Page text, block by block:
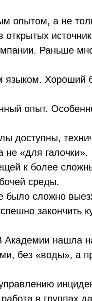
опытом, а не
Раньше
языком. Хороший
опыт.
доступны,
не «для галочки».
к более
среды.
сложно
закончить
Академии нашла
без «воды», а
в группах